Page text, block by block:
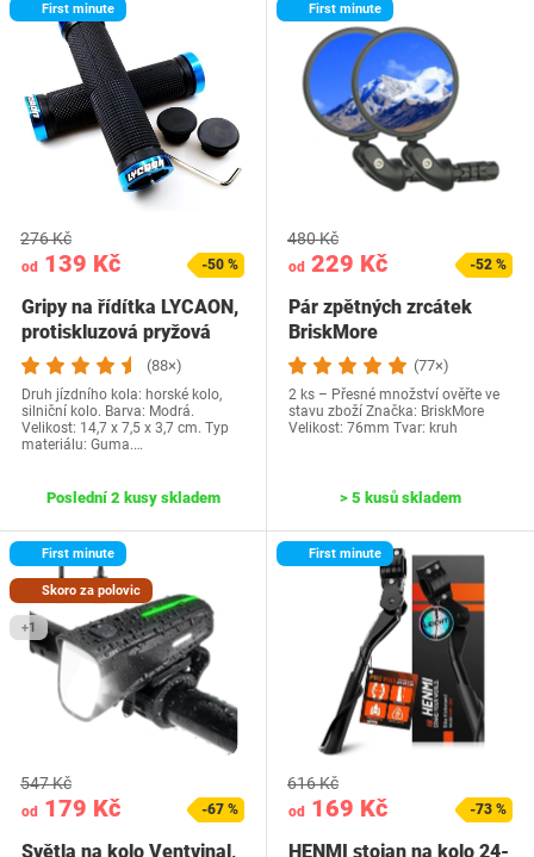
First minute
od 139 Kč
276 Kč
-50 %
Gripy na řídítka LYCAON,
protiskluzová pryžová
rukojeť na…
(88×)
Druh jízdního kola: horské kolo,
silniční kolo. Barva: Modrá.
Velikost: 14,7 x 7,5 x 3,7 cm. Typ
materiálu: Guma.…
Poslední 2 kusy skladem
First minute
od 229 Kč
480 Kč
-52 %
Pár zpětných zrcátek
BriskMore
(77×)
2 ks – Přesné množství ověřte ve
stavu zboží Značka: BriskMore
Velikost‎: 76mm Tvar: kruh
> 5 kusů skladem
First minute
Skoro za polovic
+1
od 179 Kč
547 Kč
-67 %
Světla na kolo Ventvinal,
First minute
od 169 Kč
616 Kč
-73 %
HENMI stojan na kolo 24-